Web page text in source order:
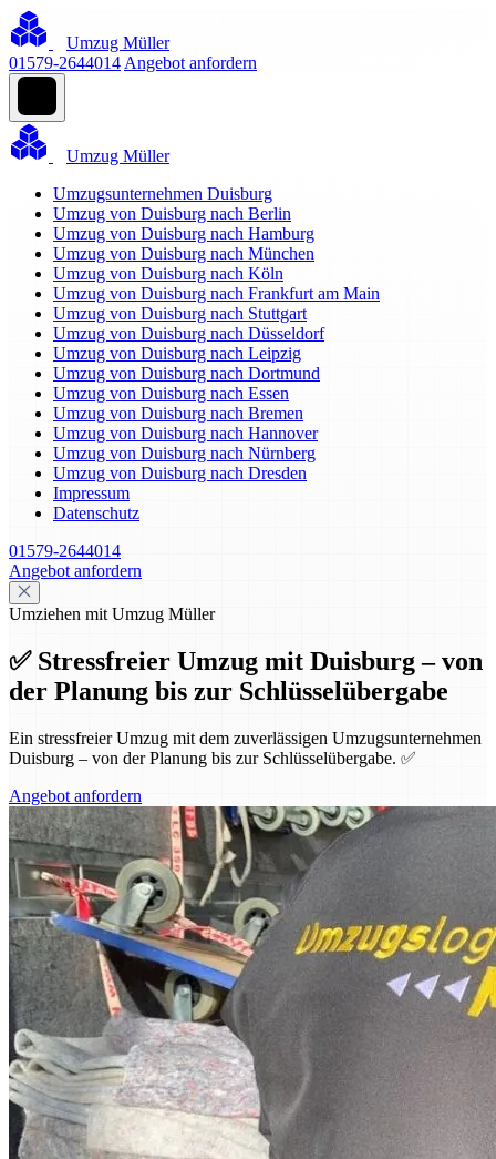
Umzug Müller
01579-2644014 Angebot anfordern
Umzug Müller
Umzugsunternehmen Duisburg
Umzug von Duisburg nach Berlin
Umzug von Duisburg nach Hamburg
Umzug von Duisburg nach München
Umzug von Duisburg nach Köln
Umzug von Duisburg nach Frankfurt am Main
Umzug von Duisburg nach Stuttgart
Umzug von Duisburg nach Düsseldorf
Umzug von Duisburg nach Leipzig
Umzug von Duisburg nach Dortmund
Umzug von Duisburg nach Essen
Umzug von Duisburg nach Bremen
Umzug von Duisburg nach Hannover
Umzug von Duisburg nach Nürnberg
Umzug von Duisburg nach Dresden
Impressum
Datenschutz
01579-2644014
Angebot anfordern
Umziehen mit Umzug Müller
✅ Stressfreier Umzug mit Duisburg – von
der Planung bis zur Schlüsselübergabe
Ein stressfreier Umzug mit dem zuverlässigen Umzugsunternehmen
Duisburg – von der Planung bis zur Schlüsselübergabe. ✅
Angebot anfordern